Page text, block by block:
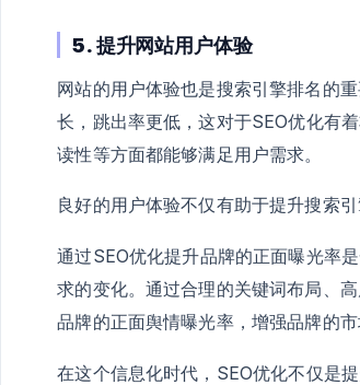
5. 提升网站用户体验
网站的用户体验也是搜索引擎排名的
长，跳出率更低，这对于SEO优化有
读性等方面都能够满足用户需求。
良好的用户体验不仅有助于提升搜索
通过SEO优化提升品牌的正面曝光率
求的变化。通过合理的关键词布局、
品牌的正面舆情曝光率，增强品牌的市
在这个信息化时代，SEO优化不仅是